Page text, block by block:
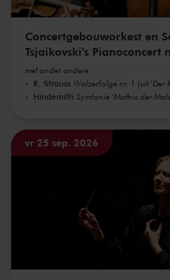
Concertgebouworkest en
Tsjaikovski's Pianoconcert
met onder andere
R. Strauss Walzerfolge nr. 1 (uit 'Der
Hindemith Symfonie 'Mathis der
vr 25 sep. 2026